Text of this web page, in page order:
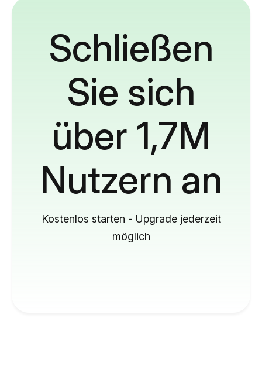
Schließen
Sie sich
über 1,7M
Nutzern an
Kostenlos starten - Upgrade jederzeit
möglich